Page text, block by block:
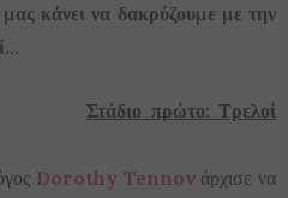
κάνει να δακρύζουμε με την
Στάδιο πρώτο: Τρελοί
Dorothy Tennovάρχισε να